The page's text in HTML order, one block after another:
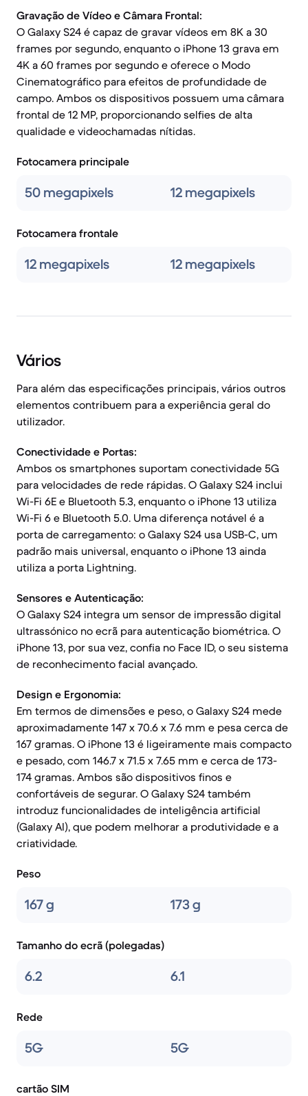
Gravação de Vídeo e Câmara Frontal:
O Galaxy S24 é capaz de gravar vídeos em 8K a 30
frames por segundo, enquanto o iPhone 13 grava em
4K a 60 frames por segundo e oferece o Modo
Cinematográfico para efeitos de profundidade de
campo. Ambos os dispositivos possuem uma câmara
frontal de 12 MP, proporcionando selfies de alta
qualidade e videochamadas nítidas.
Fotocamera principale
50 megapixels 12 megapixels
Fotocamera frontale
12 megapixels 12 megapixels
Vários
Para além das especificações principais, vários outros
elementos contribuem para a experiência geral do
utilizador.
Conectividade e Portas:
Ambos os smartphones suportam conectividade 5G
para velocidades de rede rápidas. O Galaxy S24 inclui
Wi-Fi 6E e Bluetooth 5.3, enquanto o iPhone 13 utiliza
Wi-Fi 6 e Bluetooth 5.0. Uma diferença notável é a
porta de carregamento: o Galaxy S24 usa USB-C, um
padrão mais universal, enquanto o iPhone 13 ainda
utiliza a porta Lightning.
Sensores e Autenticação:
O Galaxy S24 integra um sensor de impressão digital
ultrassónico no ecrã para autenticação biométrica. O
iPhone 13, por sua vez, confia no Face ID, o seu sistema
de reconhecimento facial avançado.
Design e Ergonomia:
Em termos de dimensões e peso, o Galaxy S24 mede
aproximadamente 147 x 70.6 x 7.6 mm e pesa cerca de
167 gramas. O iPhone 13 é ligeiramente mais compacto
e pesado, com 146.7 x 71.5 x 7.65 mm e cerca de 173-
174 gramas. Ambos são dispositivos finos e
confortáveis de segurar. O Galaxy S24 também
introduz funcionalidades de inteligência artificial
(Galaxy AI), que podem melhorar a produtividade e a
criatividade.
Peso
167 g 173 g
Tamanho do ecrã (polegadas)
6.2 6.1
Rede
5G 5G
cartão SIM